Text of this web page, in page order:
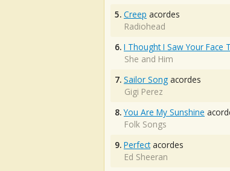
5. Creep acordes
Radiohead
6. I Thought I Saw Your Face
She and Him
7. Sailor Song acordes
Gigi Perez
8. You Are My Sunshine
Folk Songs
9. Perfectacordes
Ed Sheeran